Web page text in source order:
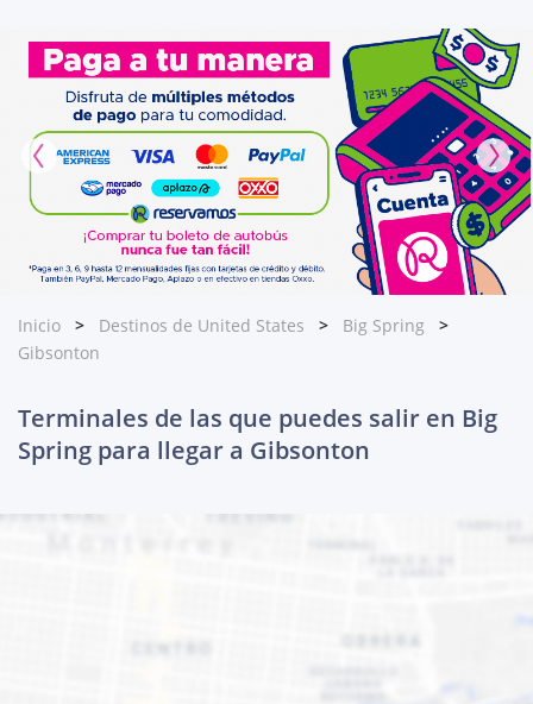
Inicio Destinos de United States
Big Spring
Gibsonton
Terminales de las que puedes salir en Big
Spring para llegar a Gibsonton